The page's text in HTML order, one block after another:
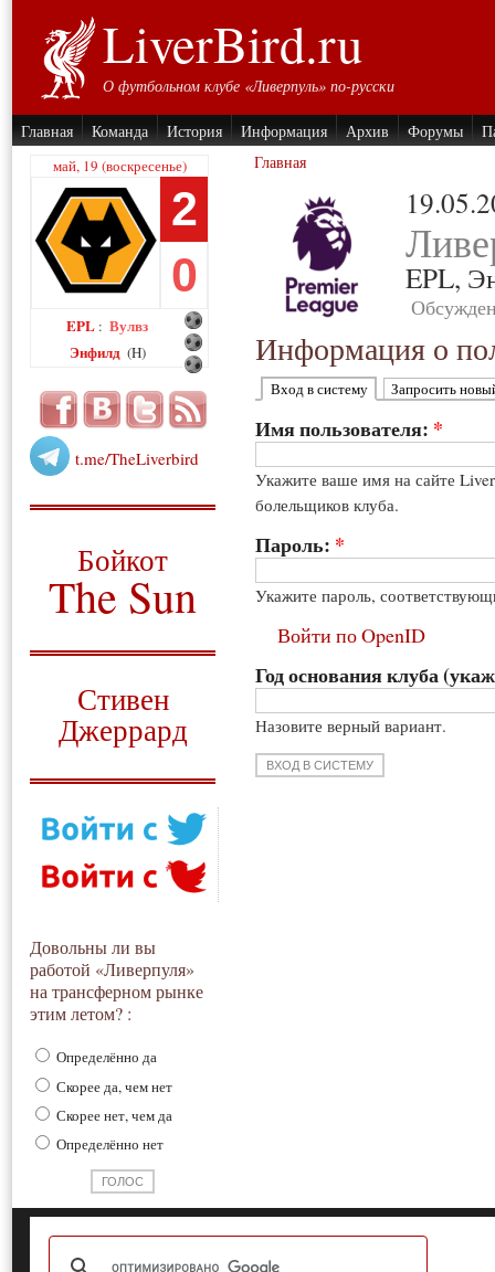
LiverBird.ru
О футбольном клубе «Ливерпуль» по-русски
Главная Команда История Информация Архив Форумы
май, 19 (воскресенье)
2
0
EPL : Вулвз
Энфилд (H)
t.me/TheLiverbird
Бойкот
The Sun
Стивен
Джеррард
Довольны ли вы
работой «Ливерпуля»
на трансферном рынке
этим летом? :
Определённо да
Скорее да, чем нет
Скорее нет, чем да
Определённо нет
Главная
EPL,
Информация о
Вход в систему Запросить
Имя пользователя: *
Укажите ваше имя на сайте
болельщиков клуба.
Пароль: *
Укажите пароль,
Войти по OpenID
Год основания клуба
Назовите верный вариант.